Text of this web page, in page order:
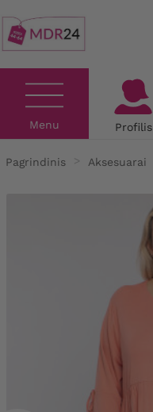
Menu Profilis
Pagrindinis Aksesuarai